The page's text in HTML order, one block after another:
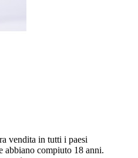
vendita in tutti i paesi
abbiano compiuto 18 anni.